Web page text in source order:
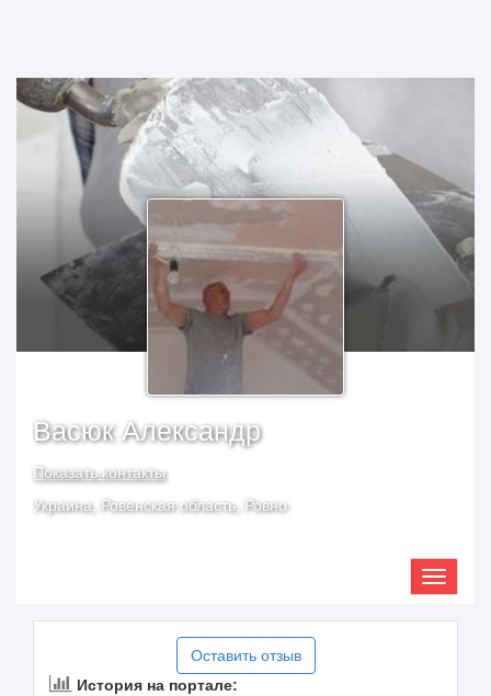
Васюк Александр
Показать контакты
Украина, Ровенская область, Ровно
Оставить отзыв
История на портале: